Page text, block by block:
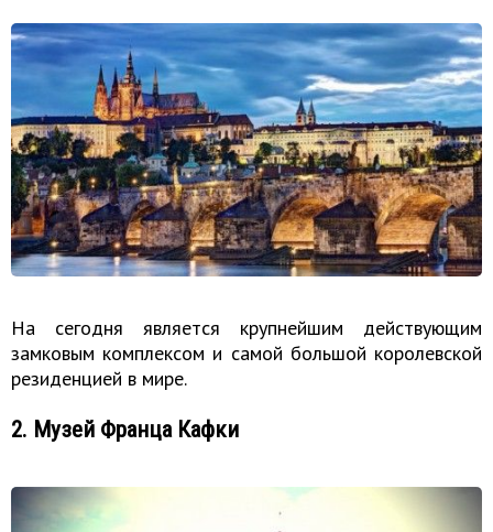
На сегодня является крупнейшим действующим
замковым комплексом и самой большой королевской
резиденцией в мире.
2. Музей Франца Кафки